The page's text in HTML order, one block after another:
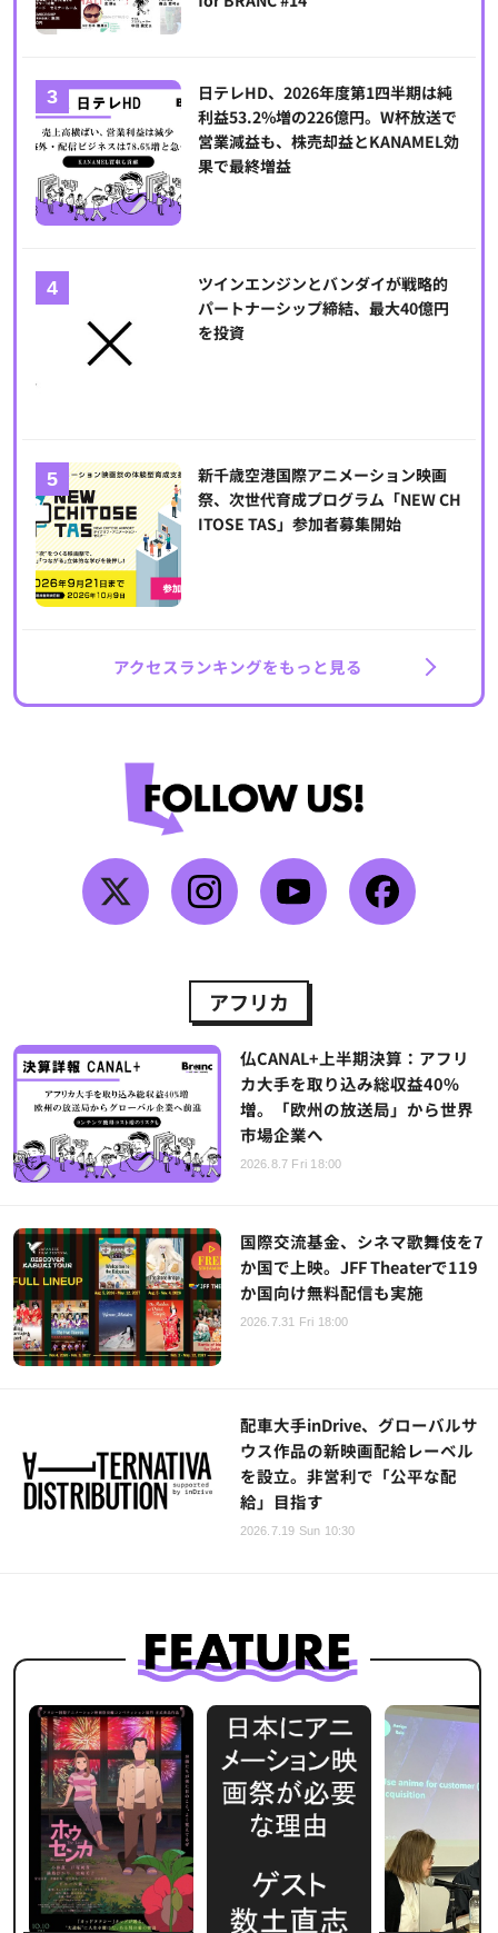
日テレHD、2026年度第1四半期は純
利益53.2%増の226億円。W杯放送で
営業減益も、株売却益とKANAMEL効
果で最終増益
ツインエンジンとバンダイが戦略的
パートナーシップ締結、最大40億円
を投資
新千歳空港国際アニメーション映画
祭、次世代育成プログラム「NEW CH
ITOSE TAS」参加者募集開始
アクセスランキングをもっと見る
アフリカ
仏CANAL+上半期決算：アフリ
カ大手を取り込み総収益40%
増。「欧州の放送局」から世界
市場企業へ
2026.8.7 Fri 18:00
国際交流基金、シネマ歌舞伎を7
か国で上映。JFF Theaterで119
か国向け無料配信も実施
2026.7.31 Fri 18:00
配車大手inDrive、グローバルサ
ウス作品の新映画配給レーベル
を設立。非営利で「公平な配
給」目指す
2026.7.19 Sun 10:30